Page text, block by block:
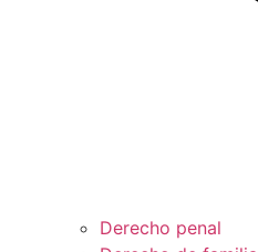
Derecho penal